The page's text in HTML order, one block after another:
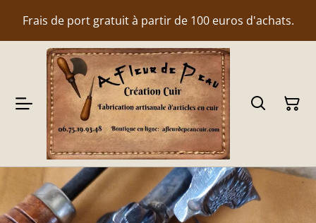
Frais de port gratuit à partir de 100 euros d'achats.